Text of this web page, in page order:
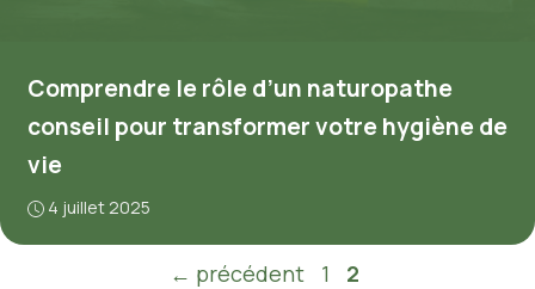
Comprendre le rôle d’un naturopathe
conseil pour transformer votre hygiène de
vie
4 juillet 2025
← précédent Page
1 Page
2